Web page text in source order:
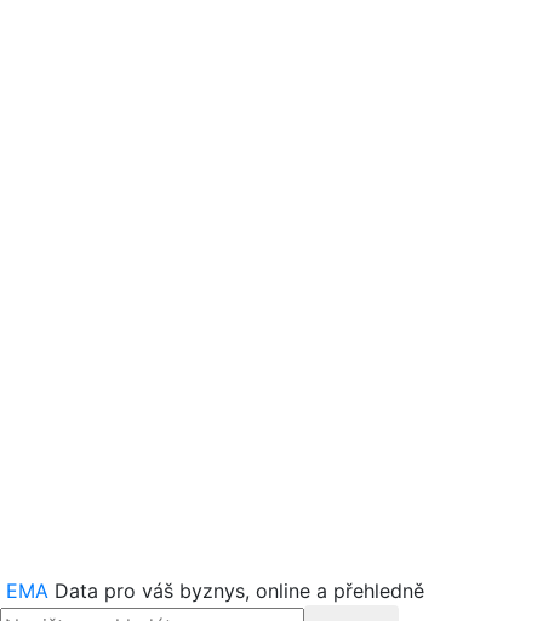
EMA Data pro váš byznys, online a přehledně